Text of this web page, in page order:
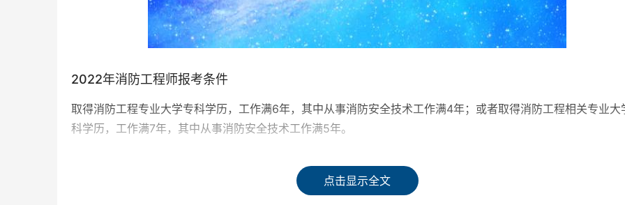
2022年消防工程师报考条件
取得消防工程专业大学专科学历，工作满6年，其中从事消防安全技术工作满4年；或者取得消防工程相关专业大
科学历，工作满7年，其中从事消防安全技术工作满5年。
业大学本科学历，工作满5年，其中从事消防安全技术工作满4年。
点击显示全文